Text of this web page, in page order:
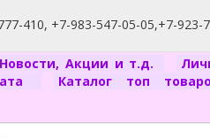
410, +7-983-547-05-05,+7-923-
Новости, Акции и т.д.
Каталог топ